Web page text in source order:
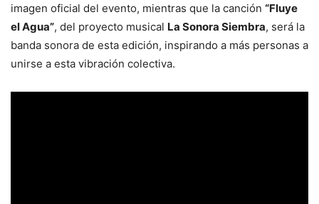
imagen oficial del evento, mientras que la canción “Fluye
el Agua”, del proyecto musical La Sonora Siembra, será la
banda sonora de esta edición, inspirando a más personas a
unirse a esta vibración colectiva.